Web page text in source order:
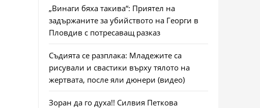
„Винаги бяха такива“: Приятел на
задържаните за убийството на Георги в
Пловдив с потресаващ разказ
Съдията се разплака: Младежите са
рисували и свастики върху тялото на
жертвата, после яли дюнери (видео)
Зоран да го духа!! Силвия Петкова